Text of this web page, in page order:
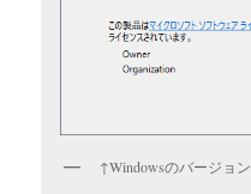
↑Windowsのバージョ